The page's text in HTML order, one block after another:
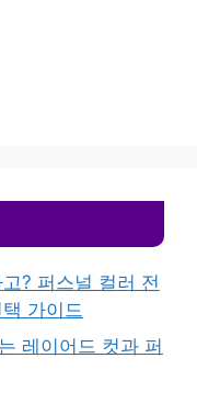
? 퍼스널 컬러 전
가이드
레이어드 컷과 퍼